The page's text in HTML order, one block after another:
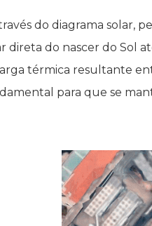
do diagrama solar,
direta do nascer do Sol
térmica resultante
para que se